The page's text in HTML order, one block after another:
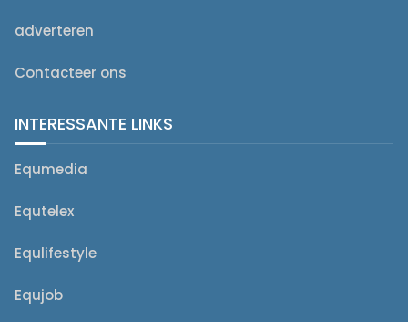
adverteren
Contacteer ons
INTERESSANTE LINKS
Equmedia
Equtelex
Equlifestyle
Equjob